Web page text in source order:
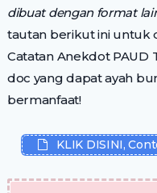
dibuat dengan format
tautan berikut ini untuk
Catatan Anekdot PAUD
doc yang dapat ayah
bermanfaat!
KLIK DISINI,